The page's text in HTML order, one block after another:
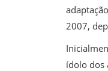
2007,
ídolo dos